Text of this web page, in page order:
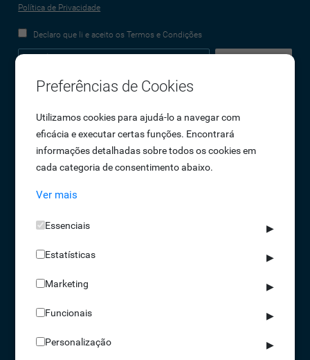
Política de Privacidade
Declaro que li e aceito os Termos e Condições
Empresa
Sobre Nós
Oportunidades de Emprego
Termos e Condições
Política de Privacidade
Livro de reclamações
Soluções
Acessos
Preferências de Cookies
Utilizamos cookies para ajudá-lo a navegar com
eficácia e executar certas funções. Encontrará
informações detalhadas sobre todos os cookies em
cada categoria de consentimento abaixo.
Ver mais
Essenciais ▶
Estatísticas ▶
Marketing ▶
Funcionais ▶
Personalização ▶